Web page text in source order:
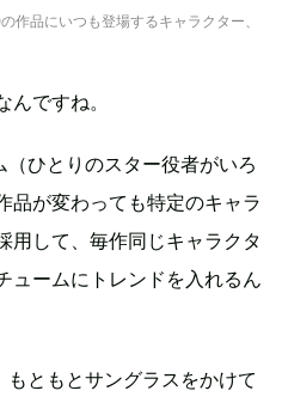
作品にいつも登場するキャラクター、
ですね。
（ひとりのスター役者がいろ
品が変わっても特定のキャラ
用して、毎作同じキャラクタ
ュームにトレンドを入れるん
ともとサングラスをかけて